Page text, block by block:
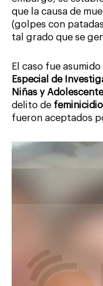
que la causa de
(golpes con
tal grado que se
El caso fue
Especial de
Niñas y
delito de
fueron aceptados